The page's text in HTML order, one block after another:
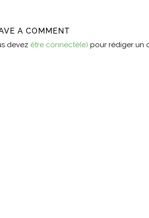
A COMMENT
devez être connecté(e) pour rédiger un